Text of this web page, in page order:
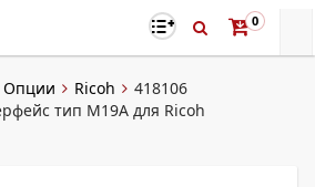
0
Опции Ricoh
418106
тип М19А для Ricoh